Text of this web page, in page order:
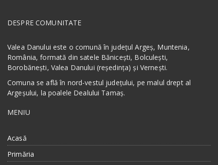
DESPRE COMUNITATE
Valea Danului este o comună în județul Argeș, Muntenia,
România, formată din satele Bănicești, Bolculești,
Borobănești, Valea Danului (reședința) și Vernești.
Comuna se află în nord-vestul județului, pe malul drept al
Argeșului, la poalele Dealului Tamaș.
MENIU
Acasă
Primăria